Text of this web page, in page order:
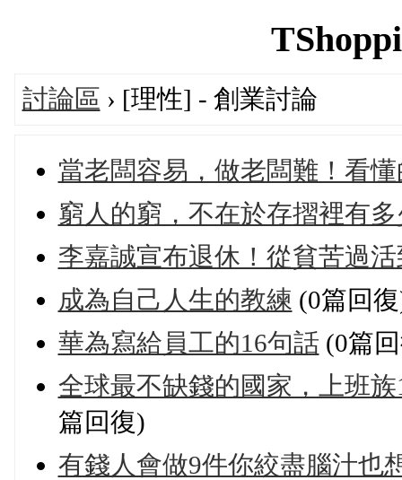
討論區 › [理性] - 創業討論
當老闆容易，做老闆難！看
窮人的窮，不在於存摺裡有
李嘉誠宣布退休！從貧苦過
成為自己人生的教練 (0篇回
華為寫給員工的16句話 (0篇
全球最不缺錢的國家，上班
篇回復)
有錢人會做9件你絞盡腦汁也